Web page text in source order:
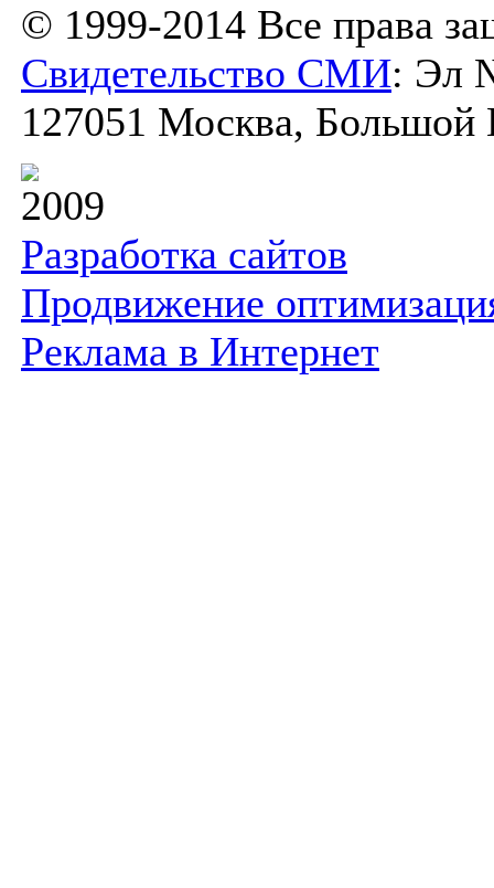
© 1999-2014 Все права
Свидетельство СМИ: Эл
127051 Москва, Большой
2009
Разработка сайтов
Продвижение
Реклама в Интернет